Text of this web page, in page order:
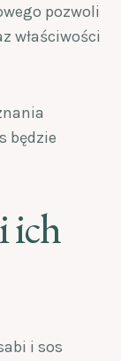
pozwoli
właściwości
będzie
ich
i sos